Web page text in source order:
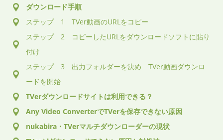
ダウンロード手順
ステップ 1 TVer動画のURLをコピー
ステップ 2 コピーしたURLをダウンロードソフトに貼り
付け
ステップ 3 出力フォルダーを決め TVer動画ダウンロ
ードを開始
TVerダウンロードサイトは利用できる？
Any Video ConverterでTVerを保存できない原因
nukabira・TVerマルチダウンローダーの現状